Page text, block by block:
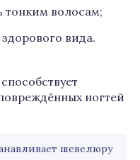
волосам;
вида.
ногтей
шевелюру